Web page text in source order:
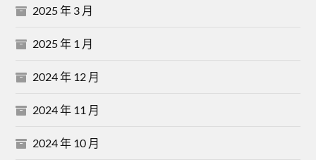
2025 年 3 月
2025 年 1 月
2024 年 12 月
2024 年 11 月
2024 年 10 月